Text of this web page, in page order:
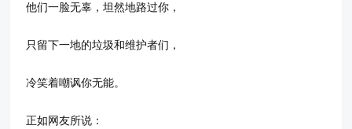
他们一脸无辜，坦然地路过你，
只留下一地的垃圾和维护者们，
冷笑着嘲讽你无能。
正如网友所说：